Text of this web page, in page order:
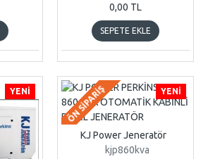
0,00 TL
SEPETE EKLE
YENI YENI
ÖN SIPARIŞ
KJ Power Jeneratör
kjp860kva